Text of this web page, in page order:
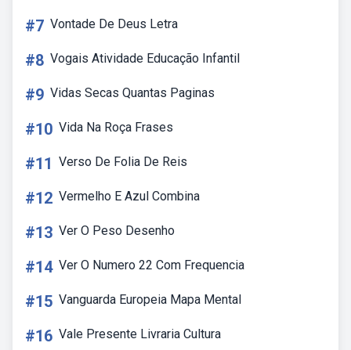
#7 Vontade De Deus Letra
#8 Vogais Atividade Educação Infantil
#9 Vidas Secas Quantas Paginas
#10 Vida Na Roça Frases
#11 Verso De Folia De Reis
#12 Vermelho E Azul Combina
#13 Ver O Peso Desenho
#14 Ver O Numero 22 Com Frequencia
#15 Vanguarda Europeia Mapa Mental
#16 Vale Presente Livraria Cultura